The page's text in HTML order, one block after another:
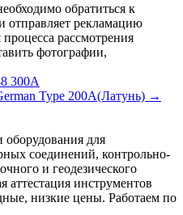
обратиться к
отправляет рекламацию
рассмотрения
фотографии,
300А
Type 200А(Латунь) →
для
соединений, контрольно-
и геодезического
аттестация инструментов
низкие цены. Работаем по